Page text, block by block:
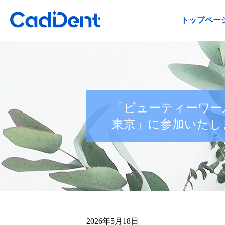
トップペー
「ビューティーワ
東京」に参加いた
2026年5月18日